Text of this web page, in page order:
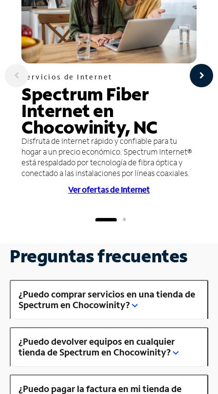
Servicios de Internet
Spectrum Fiber
Internet en
Chocowinity, NC
Disfruta de Internet rápido y confiable para tu
hogar a un precio económico. Spectrum Internet®
está respaldado por tecnología de fibra óptica y
conectado a las instalaciones por líneas coaxiales.
Ver ofertas de Internet
Preguntas frecuentes
¿Puedo comprar servicios en una tienda de
Spectrum en Chocowinity?
¿Puedo devolver equipos en cualquier
tienda de Spectrum en Chocowinity?
¿Puedo pagar la factura en mi tienda de